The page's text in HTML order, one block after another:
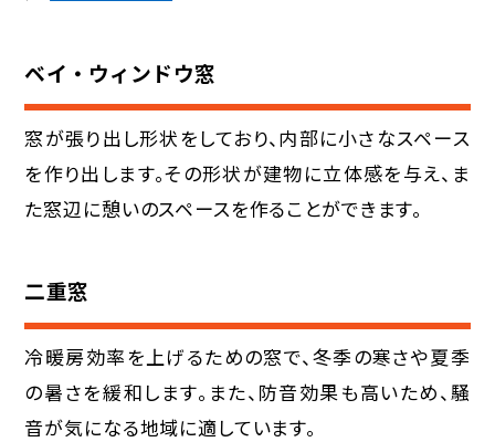
ベイ・ウィンドウ窓
窓が張り出し形状をしており、内部に小さなスペース
を作り出します。その形状が建物に立体感を与え、ま
た窓辺に憩いのスペースを作ることができます。
二重窓
冷暖房効率を上げるための窓で、冬季の寒さや夏季
の暑さを緩和します。また、防音効果も高いため、騒
音が気になる地域に適しています。